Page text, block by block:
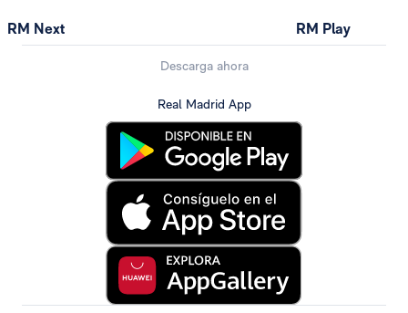
RM Next RM Play
Descarga ahora
Real Madrid App